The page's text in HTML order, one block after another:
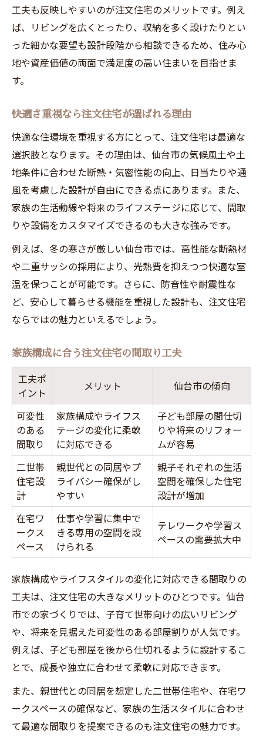
快適さと安心を両立する注文住宅の条件比
較
注文住宅で実現する防災対策と安心設計
省エネ住宅で叶える快適な暮らし方
家族が安心できる注文住宅のチェックポイ
省エネと防災を備えた注文住宅の魅力
省エネ・防災に優れた注文住宅設備一覧
注文住宅で選ぶ省エネ性能のポイント
防災意識が高まる注文住宅の設計術
注文住宅ならではのエコで安心な暮らし
省エネ住宅と注文住宅の違いを解説
工夫も反映しやすいのが注文住宅のメリットです。例え
ば、リビングを広くとったり、収納を多く設けたりとい
った細かな要望も設計段階から相談できるため、住み心
地や資産価値の両面で満足度の高い住まいを目指せま
す。
快適さ重視なら注文住宅が選ばれる理由
快適な住環境を重視する方にとって、注文住宅は最適な
選択肢となります。その理由は、仙台市の気候風土や土
地条件に合わせた断熱・気密性能の向上、日当たりや通
風を考慮した設計が自由にできる点にあります。また、
家族の生活動線や将来のライフステージに応じて、間取
りや設備をカスタマイズできるのも大きな強みです。
例えば、冬の寒さが厳しい仙台市では、高性能な断熱材
や二重サッシの採用により、光熱費を抑えつつ快適な室
温を保つことが可能です。さらに、防音性や耐震性な
ど、安心して暮らせる機能を重視した設計も、注文住宅
ならではの魅力といえるでしょう。
家族構成に合う注文住宅の間取り工夫
工夫ポ
イント
メリット 仙台市の傾向
可変性
のある
間取り
家族構成やライフス
テージの変化に柔軟
に対応できる
子ども部屋の間仕切
りや将来のリフォー
ムが容易
二世帯
住宅設
計
親世代との同居やプ
ライバシー確保がし
やすい
親子それぞれの生活
空間を確保した住宅
設計が増加
在宅ワ
ークス
ペース
仕事や学習に集中で
きる専用の空間を設
けられる
テレワークや学習ス
ペースの需要拡大中
家族構成やライフスタイルの変化に対応できる間取りの
工夫は、注文住宅の大きなメリットのひとつです。仙台
市での家づくりでは、子育て世帯向けの広いリビング
や、将来を見据えた可変性のある部屋割りが人気です。
例えば、子ども部屋を後から仕切れるように設計するこ
とで、成長や独立に合わせて柔軟に対応できます。
また、親世代との同居を想定した二世帯住宅や、在宅ワ
ークスペースの確保など、家族の生活スタイルに合わせ
て最適な間取りを提案できるのも注文住宅の魅力です。